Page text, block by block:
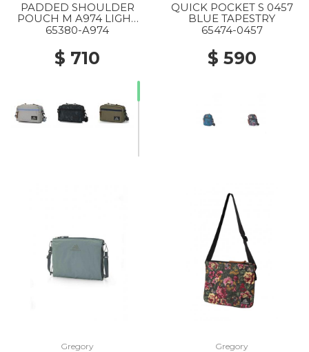
PADDED SHOULDER
POUCH M A974 LIGHT
GREY X BLUE GREY
65380-A974
$ 710
QUICK POCKET S 0457
BLUE TAPESTRY
65474-0457
$ 590
Gregory Gregory